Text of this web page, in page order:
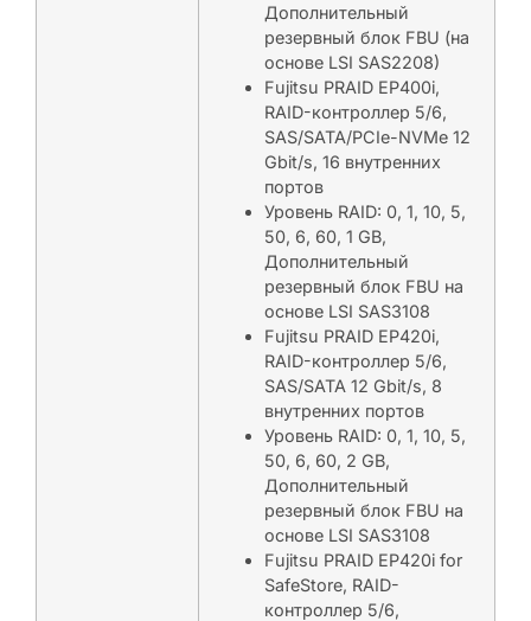
Дополнительный
резервный блок FBU (на
основе LSI SAS2208)
Fujitsu PRAID EP400i,
RAID-контроллер 5/6,
SAS/SATA/PCIe-NVMe 12
Gbit/s, 16 внутренних
портов
Уровень RAID: 0, 1, 10, 5,
50, 6, 60, 1 GB,
Дополнительный
резервный блок FBU на
основе LSI SAS3108
Fujitsu PRAID EP420i,
RAID-контроллер 5/6,
SAS/SATA 12 Gbit/s, 8
внутренних портов
Уровень RAID: 0, 1, 10, 5,
50, 6, 60, 2 GB,
Дополнительный
резервный блок FBU на
основе LSI SAS3108
Fujitsu PRAID EP420i for
SafeStore, RAID-
контроллер 5/6,